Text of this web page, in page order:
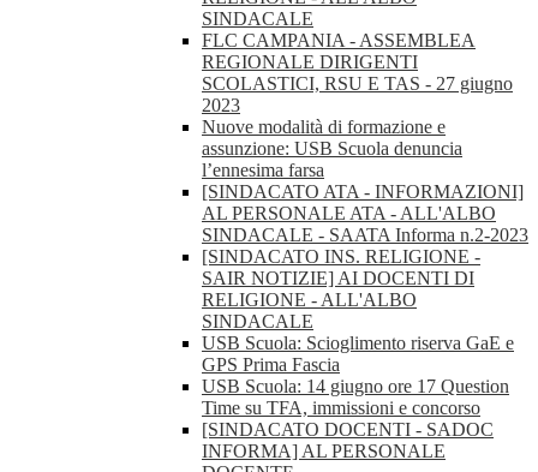
SINDACALE
FLC CAMPANIA - ASSEMBLEA
REGIONALE DIRIGENTI
SCOLASTICI, RSU E TAS - 27 giugno
2023
Nuove modalità di formazione e
assunzione: USB Scuola denuncia
l’ennesima farsa
[SINDACATO ATA - INFORMAZIONI]
AL PERSONALE ATA - ALL'ALBO
SINDACALE - SAATA Informa n.2-2023
[SINDACATO INS. RELIGIONE -
SAIR NOTIZIE] AI DOCENTI DI
RELIGIONE - ALL'ALBO
SINDACALE
USB Scuola: Scioglimento riserva GaE e
GPS Prima Fascia
USB Scuola: 14 giugno ore 17 Question
Time su TFA, immissioni e concorso
[SINDACATO DOCENTI - SADOC
INFORMA] AL PERSONALE